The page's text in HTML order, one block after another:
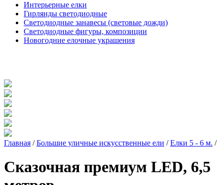
Интерьерные елки
Гирлянды светодиодные
Светодиодные занавесы (световые дожди)
Светодиодные фигуры, композиции
Новогодние елочные украшения
Главная / Большие уличные искусственные ели / Елки 5 - 6 м. /
Сказочная премиум LED, 6,5